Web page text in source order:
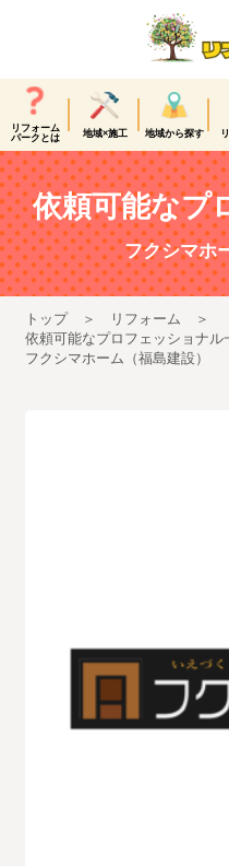
リフォーム
パークとは
地域×施工 地域から探す
依頼可能なプ
フクシマホ
トップ
リフォーム
依頼可能なプロフェッショナル
フクシマホーム（福島建設）